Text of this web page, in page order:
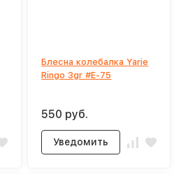
Блесна колебалка Yarie
Ringo 3gr #E-75
550 руб.
Уведомить